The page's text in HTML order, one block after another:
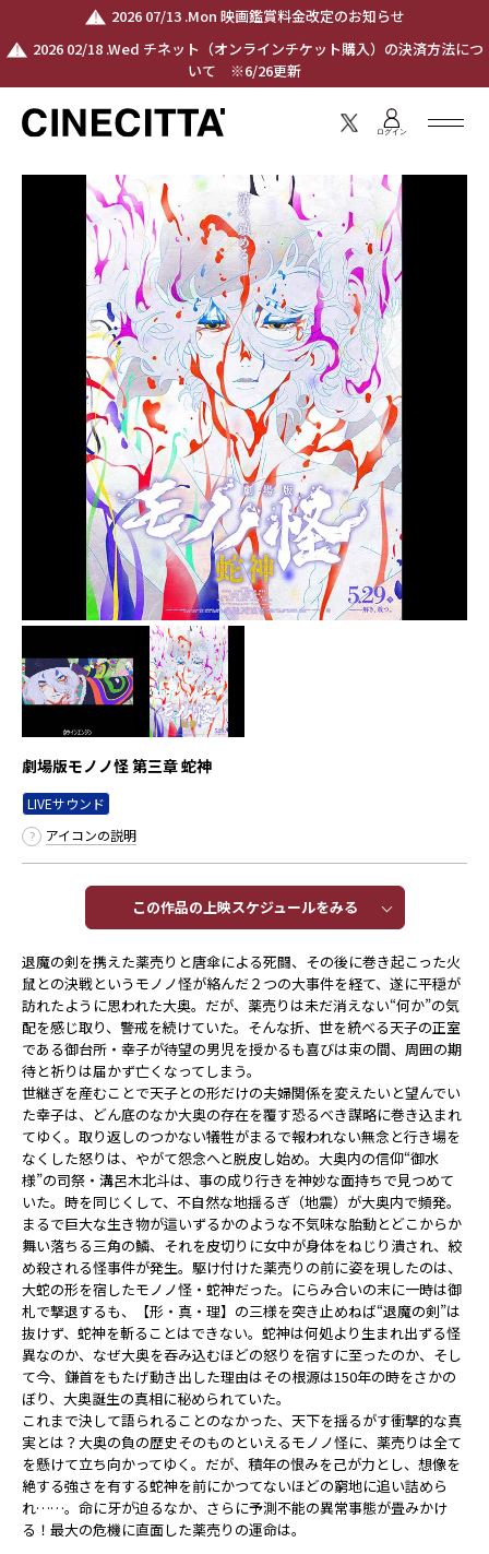
2026 07/13 .Mon 映画鑑賞料金改定のお知らせ
2026 02/18 .Wed チネット（オンラインチケット購入）の決済方法につ
いて ※6/26更新
ログイン
劇場版モノノ怪 第三章 蛇神
LIVEサウンド
アイコンの説明
この作品の上映スケジュールをみる​​
退魔の剣を携えた薬売りと唐傘による死闘、その後に巻き起こった火
鼠との決戦というモノノ怪が絡んだ２つの大事件を経て、遂に平穏が
訪れたように思われた大奥。だが、薬売りは未だ消えない“何か”の気
配を感じ取り、警戒を続けていた。そんな折、世を統べる天子の正室
である御台所・幸子が待望の男児を授かるも喜びは束の間、周囲の期
待と祈りは届かず亡くなってしまう。
世継ぎを産むことで天子との形だけの夫婦関係を変えたいと望んでい
た幸子は、どん底のなか大奥の存在を覆す恐るべき謀略に巻き込まれ
てゆく。取り返しのつかない犠牲がまるで報われない無念と行き場を
なくした怒りは、やがて怨念へと脱皮し始め――。大奥内の信仰“御水
様”の司祭・溝呂木北斗は、事の成り行きを神妙な面持ちで見つめて
いた。時を同じくして、不自然な地揺るぎ（地震）が大奥内で頻発。
まるで巨大な生き物が這いずるかのような不気味な胎動とどこからか
舞い落ちる三角の鱗、それを皮切りに女中が身体をねじり潰され、絞
め殺される怪事件が発生。駆け付けた薬売りの前に姿を現したのは、
大蛇の形を宿したモノノ怪・蛇神だった。にらみ合いの末に一時は御
札で撃退するも、【形・真・理】の三様を突き止めねば“退魔の剣”は
抜けず、蛇神を斬ることはできない。蛇神は何処より生まれ出ずる怪
異なのか、なぜ大奥を吞み込むほどの怒りを宿すに至ったのか、そし
て今、鎌首をもたげ動き出した理由は――その根源は150年の時をさかの
ぼり、大奥誕生の真相に秘められていた。
これまで決して語られることのなかった、天下を揺るがす衝撃的な真
実とは？大奥の負の歴史そのものといえるモノノ怪に、薬売りは全て
を懸けて立ち向かってゆく。だが、積年の恨みを己が力とし、想像を
絶する強さを有する蛇神を前にかつてないほどの窮地に追い詰めら
れ……。命に牙が迫るなか、さらに予測不能の異常事態が畳みかけ
る！最大の危機に直面した薬売りの運命は――。